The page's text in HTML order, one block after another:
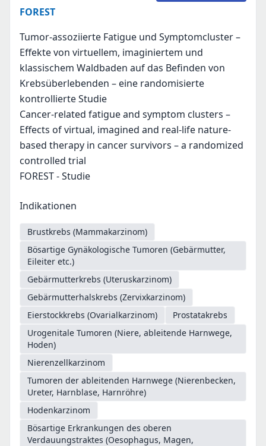
FOREST
Tumor-assoziierte Fatigue und Symptomcluster –
Effekte von virtuellem, imaginiertem und
klassischem Waldbaden auf das Befinden von
Krebsüberlebenden – eine randomisierte
kontrollierte Studie
Cancer-related fatigue and symptom clusters –
Effects of virtual, imagined and real-life nature-
based therapy in cancer survivors – a randomized
controlled trial
FOREST - Studie
Indikationen
Brustkrebs (Mammakarzinom)
Bösartige Gynäkologische Tumoren (Gebärmutter,
Eileiter etc.)
Gebärmutterkrebs (Uteruskarzinom)
Gebärmutterhalskrebs (Zervixkarzinom)
Eierstockkrebs (Ovarialkarzinom)
Prostatakrebs
Urogenitale Tumoren (Niere, ableitende Harnwege,
Hoden)
Nierenzellkarzinom
Tumoren der ableitenden Harnwege (Nierenbecken,
Ureter, Harnblase, Harnröhre)
Hodenkarzinom
Bösartige Erkrankungen des oberen
Verdauungstraktes (Oesophagus, Magen,